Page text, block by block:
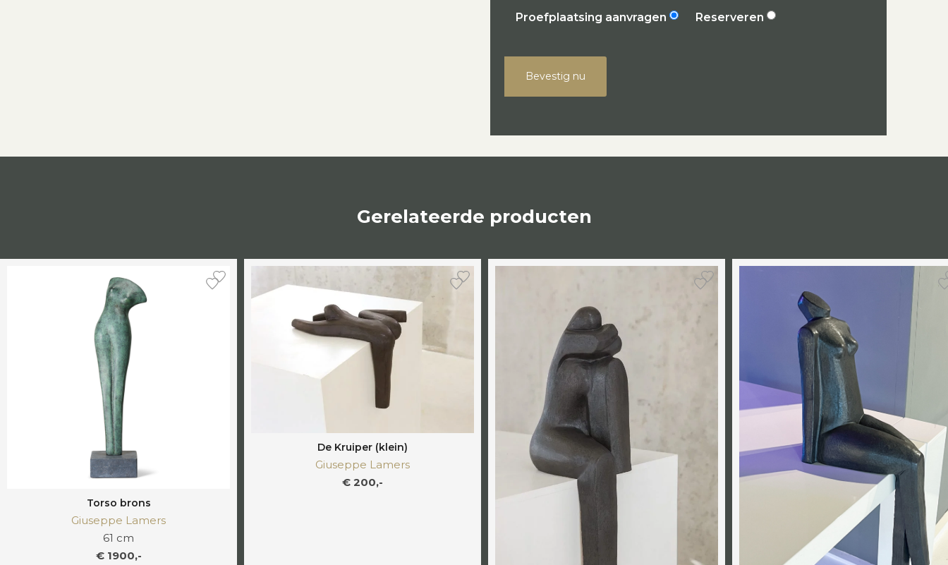
Proefplaatsing aanvragen Reserveren
Bevestig nu
Gerelateerde producten
Torso brons
Giuseppe Lamers
61 cm
€ 1900,-
De Kruiper (klein)
Giuseppe Lamers
€ 200,-